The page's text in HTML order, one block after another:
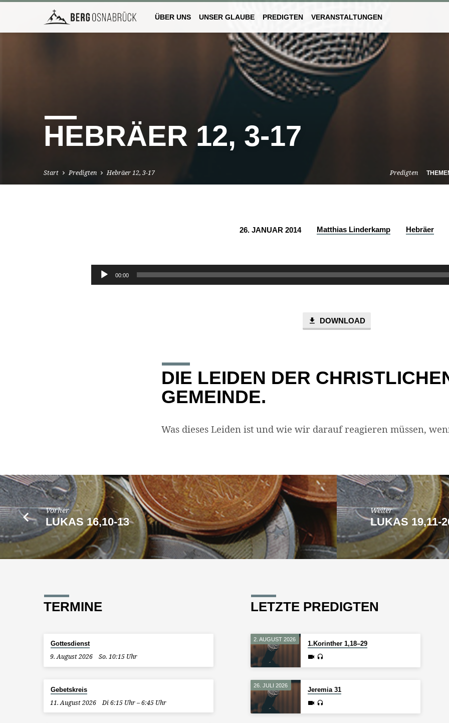
ÜBER UNS UNSER GLAUBE PREDIGTEN VERANSTALTUNGEN
HEBRÄER 12, 3-17
Start Predigten Hebräer 12, 3-17 Predigten
26. JANUAR 2014 Matthias Linderkamp Hebräer
Audio-
Player
00:00
DOWNLOAD
DIE LEIDEN DER
GEMEINDE.
Was dieses Leiden ist und wie wir darauf reagieren müssen,
Vorher
LUKAS 16,10-13
Weiter
LUKAS 19,11-
TERMINE
Gottesdienst
9. August 2026 So. 10:15 Uhr
Gebetskreis
11. August 2026 Di 6:15 Uhr – 6:45 Uhr
LETZTE PREDIGTEN
2. AUGUST 2026
1.Korinther 1,18–29
26. JULI 2026
Jeremia 31